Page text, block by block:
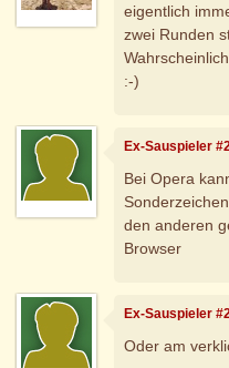
eigentlich
zwei Runden
:-)
Ex-Sauspieler
Bei Opera
den anderen
Browser
Ex-Sauspieler
Oder am